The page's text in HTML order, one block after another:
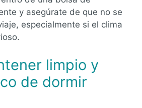
y asegúrate de que no se
especialmente si el clima
limpio y
de dormir